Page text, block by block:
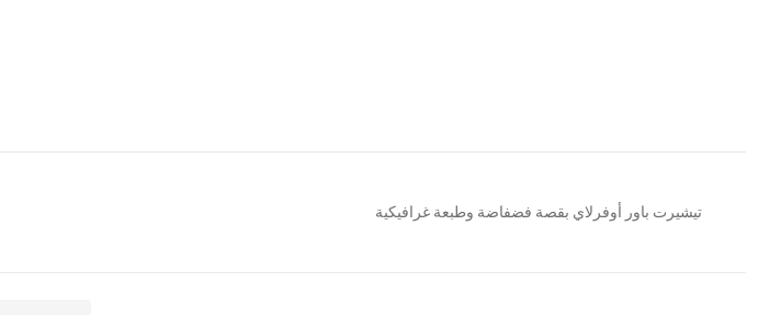
تيشيرت باور أوفرلاي بقصة فضفاضة وطبعة غرافيكية